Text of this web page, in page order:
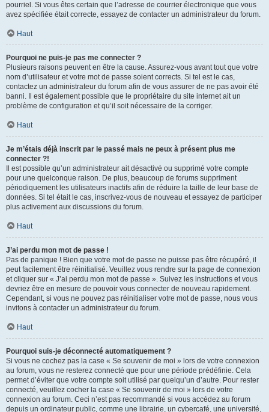
pourriel. Si vous êtes certain que l’adresse de courrier électronique que vous
avez spécifiée était correcte, essayez de contacter un administrateur du forum.
Haut
Pourquoi ne puis-je pas me connecter ?
Plusieurs raisons peuvent en être la cause. Assurez-vous avant tout que votre
nom d’utilisateur et votre mot de passe soient corrects. Si tel est le cas,
contactez un administrateur du forum afin de vous assurer de ne pas avoir été
banni. Il est également possible que le propriétaire du site internet ait un
problème de configuration et qu’il soit nécessaire de la corriger.
Haut
Je m’étais déjà inscrit par le passé mais ne peux à présent plus me
connecter ?!
Il est possible qu’un administrateur ait désactivé ou supprimé votre compte
pour une quelconque raison. De plus, beaucoup de forums suppriment
périodiquement les utilisateurs inactifs afin de réduire la taille de leur base de
données. Si tel était le cas, inscrivez-vous de nouveau et essayez de participer
plus activement aux discussions du forum.
Haut
J’ai perdu mon mot de passe !
Pas de panique ! Bien que votre mot de passe ne puisse pas être récupéré, il
peut facilement être réinitialisé. Veuillez vous rendre sur la page de connexion
et cliquer sur « J’ai perdu mon mot de passe ». Suivez les instructions et vous
devriez être en mesure de pouvoir vous connecter de nouveau rapidement.
Cependant, si vous ne pouvez pas réinitialiser votre mot de passe, nous vous
invitons à contacter un administrateur du forum.
Haut
Pourquoi suis-je déconnecté automatiquement ?
Si vous ne cochez pas la case « Se souvenir de moi » lors de votre connexion
au forum, vous ne resterez connecté que pour une période prédéfinie. Cela
permet d’éviter que votre compte soit utilisé par quelqu’un d’autre. Pour rester
connecté, veuillez cocher la case « Se souvenir de moi » lors de votre
connexion au forum. Ceci n’est pas recommandé si vous accédez au forum
depuis un ordinateur public, comme une librairie, un cybercafé, une université,